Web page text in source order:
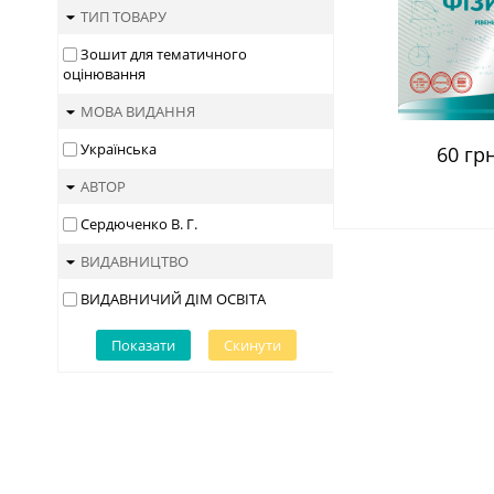
ТИП ТОВАРУ
Зошит для тематичного
оцінювання
МОВА ВИДАННЯ
Українська
АВТОР
Сердюченко В. Г.
ВИДАВНИЦТВО
ВИДАВНИЧИЙ ДІМ ОСВІТА
Показати Скинути
60